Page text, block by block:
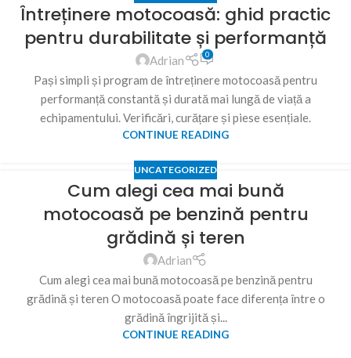
Întreținere motocoasă: ghid practic
pentru durabilitate și performanță
Adrian 0
Pași simpli și program de întreținere motocoasă pentru
performanță constantă și durată mai lungă de viață a
echipamentului. Verificări, curățare și piese esențiale.
CONTINUE READING
UNCATEGORIZED
Cum alegi cea mai bună
motocoasă pe benzină pentru
grădină și teren
Adrian
Cum alegi cea mai bună motocoasă pe benzină pentru
grădină și teren O motocoasă poate face diferența între o
grădină îngrijită și...
CONTINUE READING